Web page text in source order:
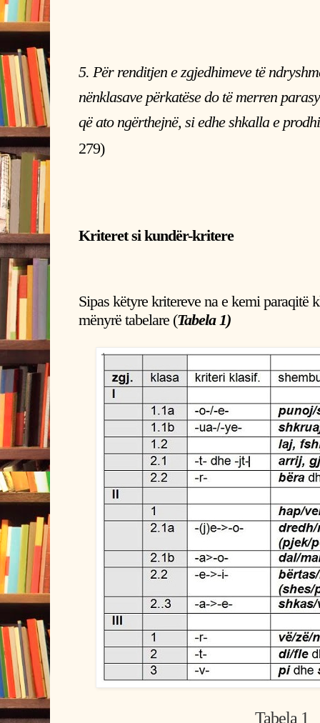
5. Për renditjen e zgjedhimeve të
nënklasave përkatëse do të merren
që ato ngërthejnë, si edhe shkalla e
279)
Kriteret si kundër-kritere
Sipas këtyre kritereve na e kemi paraqitë
mënyrë tabelare (Tabela 1)
Tabela 1